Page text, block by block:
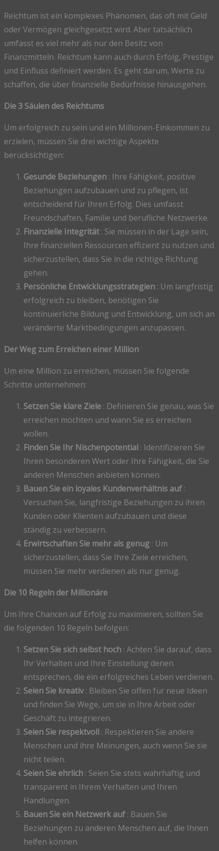
Reichtum ist ein komplexes Phänomen, das oft mit Geld
oder Vermögen gleichgesetzt wird. Aber tatsächlich
umfasst es viel mehr als nur den Besitz von
Finanzmitteln. Reichtum kann auch durch Erfolg, Prestige
und Einfluss definiert werden. Es geht darum, Werte zu
schaffen, die über finanzielle Bedürfnisse hinausgehen.
Die 3 Säulen des Reichtums
Um erfolgreich zu sein und ein Millionen-Einkommen zu
erzielen, müssen Sie drei wichtige Aspekte
berücksichtigen:
Gesunde Beziehungen : Ihre Fähigkeit, positive
Beziehungen aufzubauen und zu pflegen, ist
entscheidend für Ihren Erfolg. Dies umfasst
Freundschaften, Familie und berufliche Netzwerke.
Finanzielle Integrität: Sie müssen in der Lage sein,
Ihre finanziellen Ressourcen effizient zu nutzen und
sicherzustellen, dass Sie in die richtige Richtung
gehen.
Persönliche Entwicklungsstrategien : Um langfristig
erfolgreich zu bleiben, benötigen Sie
kontinuierliche Bildung und Entwicklung, um sich an
veränderte Marktbedingungen anzupassen.
Der Weg zum Erreichen einer Million
Um eine Million zu erreichen, müssen Sie folgende
Schritte unternehmen:
Setzen Sie klare Ziele : Definieren Sie genau, was Sie
erreichen möchten und wann Sie es erreichen
wollen.
Finden Sie Ihr Nischenpotential : Identifizieren Sie
Ihren besonderen Wert oder Ihre Fähigkeit, die Sie
anderen Menschen anbieten können.
Bauen Sie ein loyales Kundenverhältnis auf:
Versuchen Sie, langfristige Beziehungen zu ihren
Kunden oder Klienten aufzubauen und diese
ständig zu verbessern.
Erwirtschaften Sie mehr als genug : Um
sicherzustellen, dass Sie Ihre Ziele erreichen,
müssen Sie mehr verdienen als nur genug.
Die 10 Regeln der Millionäre
Um Ihre Chancen auf Erfolg zu maximieren, sollten Sie
die folgenden 10 Regeln befolgen:
Setzen Sie sich selbst hoch : Achten Sie darauf, dass
Ihr Verhalten und Ihre Einstellung denen
entsprechen, die ein erfolgreiches Leben verdienen.
Seien Sie kreativ: Bleiben Sie offen für neue Ideen
und finden Sie Wege, um sie in Ihre Arbeit oder
Geschäft zu integrieren.
Seien Sie respektvoll : Respektieren Sie andere
Menschen und ihre Meinungen, auch wenn Sie sie
nicht teilen.
Seien Sie ehrlich : Seien Sie stets wahrhaftig und
transparent in Ihrem Verhalten und Ihren
Handlungen.
Bauen Sie ein Netzwerk auf: Bauen Sie
Beziehungen zu anderen Menschen auf, die Ihnen
helfen können.